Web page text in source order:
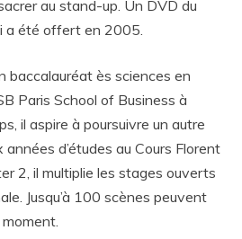
au stand-up. Un DVD du
a été offert en 2005.
baccalauréat ès sciences en
Paris School of Business à
il aspire à poursuivre un autre
d’études au Cours Florent
2, il multiplie les stages ouverts
Jusqu’à 100 scènes peuvent